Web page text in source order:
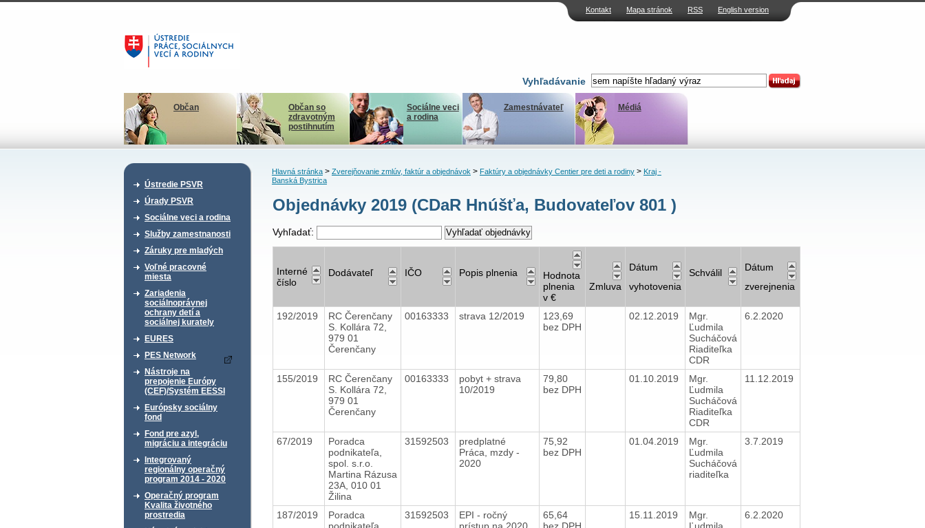
Kontakt Mapa stránok RSS English version
Vyhľadávanie
Občan
Občan so
zdravotným
postihnutím
Sociálne veci
a rodina
Zamestnávateľ Médiá
Ústredie PSVR
Úrady PSVR
Sociálne veci a rodina
Služby zamestnanosti
Záruky pre mladých
Voľné pracovné
miesta
Zariadenia
sociálnoprávnej
ochrany detí a
sociálnej kurately
EURES
PES Network
Nástroje na
prepojenie Európy
(CEF)/Systém EESSI
Európsky sociálny
fond
Fond pre azyl,
migráciu a integráciu
Integrovaný
regionálny operačný
program 2014 - 2020
Operačný program
Kvalita životného
prostredia
Hlavná stránka> Zverejňovanie zmlúv, faktúr a objednávok> Faktúry a objednávky Centier pre deti a rodiny> Kraj -
Banská Bystrica
Objednávky 2019 (CDaR Hnúšťa, Budovateľov 801 )
Vyhľadať:
Interné
číslo
Dodávateľ IČO Popis plnenia
Hodnota
plnenia
v €
Zmluva
Dátum
vyhotovenia
Schválil
Dátum
zverejnenia
192/2019
RC Čerenčany
S. Kollára 72,
979 01
Čerenčany
00163333 strava 12/2019
123,69
bez DPH
02.12.2019
Mgr.
Ľudmila
Sucháčová
Riaditeľka
CDR
6.2.2020
155/2019
RC Čerenčany
S. Kollára 72,
979 01
Čerenčany
00163333
pobyt + strava
10/2019
79,80
bez DPH
01.10.2019
Mgr.
Ľudmila
Sucháčová
Riaditeľka
CDR
11.12.2019
67/2019
Poradca
podnikateľa,
spol. s.r.o.
Martina Rázusa
23A, 010 01
Žilina
31592503
predplatné
Práca, mzdy -
2020
75,92
bez DPH
01.04.2019
Mgr.
Ľudmila
Sucháčová
riaditeľka
3.7.2019
187/2019
Poradca
31592503
EPI - ročný
65,64
15.11.2019
Mgr.
6.2.2020